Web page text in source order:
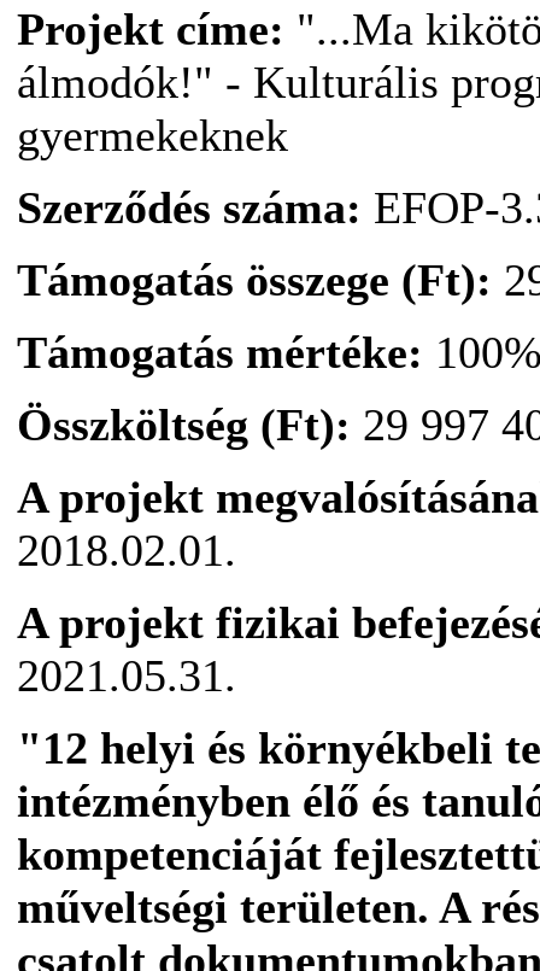
Projekt címe: "...Ma
álmodók!" - Kulturális
gyermekeknek
Szerződés száma: EFOP-
Támogatás összege (Ft):
Támogatás mértéke:
Összköltség (Ft): 29 997
A projekt
2018.02.01.
A projekt fizikai
2021.05.31.
"12 helyi és környékbeli
intézményben élő és
kompetenciáját
műveltségi területen. A
csatolt